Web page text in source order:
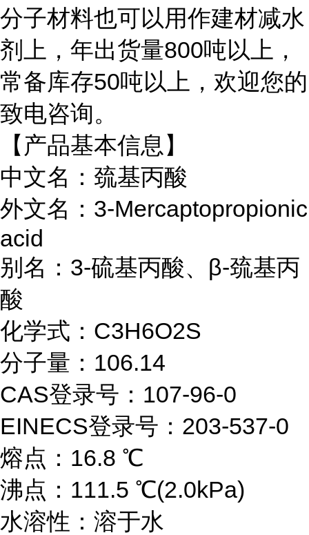
分子材料也可以用作建材减水
剂上，年出货量800吨以上，
常备库存50吨以上，欢迎您的
致电咨询。
【产品基本信息】
中文名：巯基丙酸
外文名：3-Mercaptopropionic
acid
别名：3-硫基丙酸、β-巯基丙
酸
化学式：C3H6O2S
分子量：106.14
CAS登录号：107-96-0
EINECS登录号：203-537-0
熔点：16.8 ℃
沸点：111.5 ℃(2.0kPa)
水溶性：溶于水